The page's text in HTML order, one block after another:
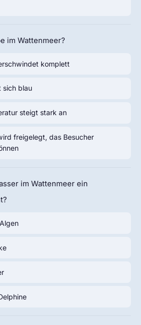
im Wattenmeer?
komplett
sich blau
steigt stark an
freigelegt, das Besucher
im Wattenmeer ein